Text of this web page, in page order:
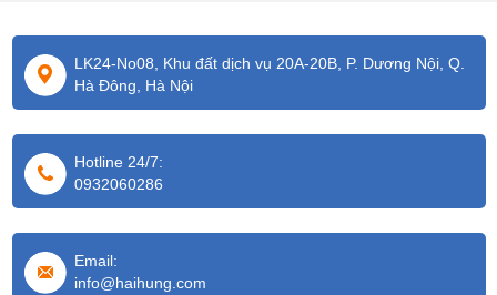
LK24-No08, Khu đất dịch vụ 20A-20B, P. Dương Nội, Q.
Hà Đông, Hà Nội
Hotline 24/7:
0932060286
Email:
info@haihung.com